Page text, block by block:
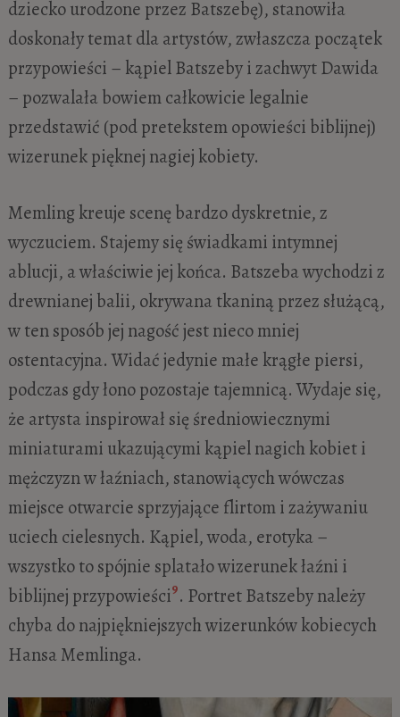
dziecko urodzone przez Batszebę), stanowiła
doskonały temat dla artystów, zwłaszcza początek
przypowieści – kąpiel Batszeby i zachwyt Dawida
– pozwalała bowiem całkowicie legalnie
przedstawić (pod pretekstem opowieści biblijnej)
wizerunek pięknej nagiej kobiety.
Memling kreuje scenę bardzo dyskretnie, z
wyczuciem. Stajemy się świadkami intymnej
ablucji, a właściwie jej końca. Batszeba wychodzi z
drewnianej balii, okrywana tkaniną przez służącą,
w ten sposób jej nagość jest nieco mniej
ostentacyjna. Widać jedynie małe krągłe piersi,
podczas gdy łono pozostaje tajemnicą. Wydaje się,
że artysta inspirował się średniowiecznymi
miniaturami ukazującymi kąpiel nagich kobiet i
mężczyzn w łaźniach, stanowiących wówczas
miejsce otwarcie sprzyjające flirtom i zażywaniu
uciech cielesnych. Kąpiel, woda, erotyka –
wszystko to spójnie splatało wizerunek łaźni i
biblijnej przypowieści9. Portret Batszeby należy
chyba do najpiękniejszych wizerunków kobiecych
Hansa Memlinga.